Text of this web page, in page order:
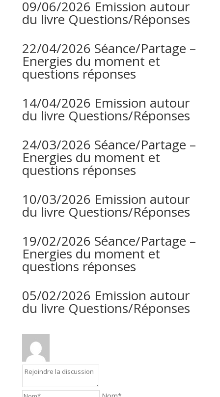
09/06/2026 Emission autour
du livre Questions/Réponses
22/04/2026 Séance/Partage –
Energies du moment et
questions réponses
14/04/2026 Emission autour
du livre Questions/Réponses
24/03/2026 Séance/Partage –
Energies du moment et
questions réponses
10/03/2026 Emission autour
du livre Questions/Réponses
19/02/2026 Séance/Partage –
Energies du moment et
questions réponses
05/02/2026 Emission autour
du livre Questions/Réponses